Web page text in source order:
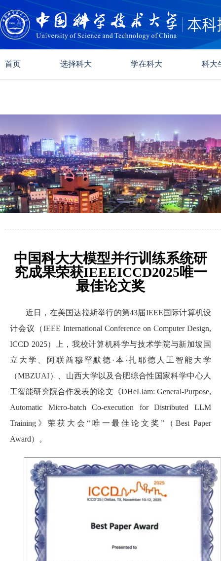
首页 选择科大 学在科大 科大
中国科大大模型并行训练系统研
究成果荣获IEEEICCD2025唯一
最佳论文奖
近日，在美国达拉斯举行的第43届IEEE国际计算机设
计会议（IEEE International Conference on Computer Design,
ICCD 2025）上，我校计算机科学与技术学院与新加坡国
立大学、阿联酋穆罕默德·本·扎耶德人工智能大学
（MBZUAI）、山西大学以及合肥综合性国家科学中心人
工智能研究院合作发表的论文《DHeLlam: General-Purpose,
Automatic Micro-batch Co-execution for Distributed LLM
Training》荣获大会“唯一最佳论文奖”（Best Paper
Award）。